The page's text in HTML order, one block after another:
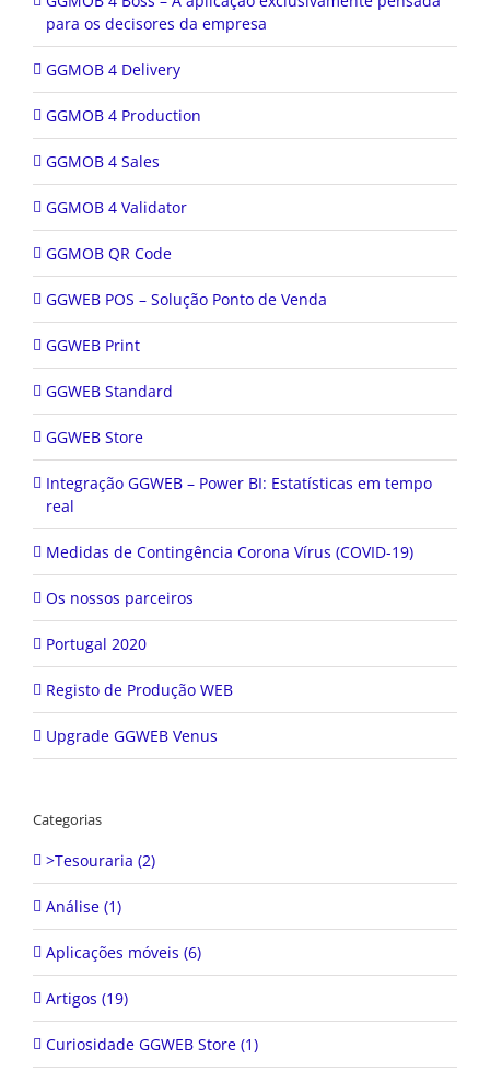
para os decisores da empresa
GGMOB 4 Delivery
GGMOB 4 Production
GGMOB 4 Sales
GGMOB 4 Validator
GGMOB QR Code
GGWEB POS – Solução Ponto de Venda
GGWEB Print
GGWEB Standard
GGWEB Store
Integração GGWEB – Power BI: Estatísticas em tempo
real
Medidas de Contingência Corona Vírus (COVID-19)
Os nossos parceiros
Portugal 2020
Registo de Produção WEB
Upgrade GGWEB Venus
Categorias
>Tesouraria (2)
Análise (1)
Aplicações móveis (6)
Artigos (19)
Curiosidade GGWEB Store (1)